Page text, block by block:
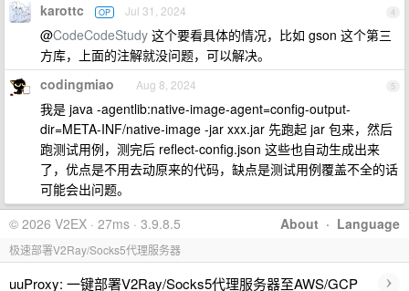
4
karottc OP Jul 31, 2024
@CodeCodeStudy 这个要看具体的情况，比如 gson 这个第三
方库，上面的注解就没问题，可以解决。
5
codingmiao Aug 8, 2024
我是 java -agentlib:native-image-agent=config-output-
dir=META-INF/native-image -jar xxx.jar 先跑起 jar 包来，然后
跑测试用例，测完后 reflect-config.json 这些也自动生成出来
了，优点是不用去动原来的代码，缺点是测试用例覆盖不全的话
可能会出问题。
About · Language
© 2026 V2EX · 27ms · 3.9.8.5
极速部署V2Ray/Socks5代理服务器
uuProxy: 一键部署V2Ray/Socks5代理服务器至AWS/GCP ›